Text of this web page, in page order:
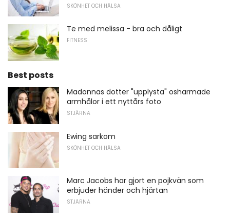
SKÖNHET OCH HÄLSA
Te med melissa - bra och dåligt
FITNESS
Best posts
Madonnas dotter "upplysta" osharmade
armhålor i ett nyttårs foto
STJÄRNA
Ewing sarkom
SKÖNHET OCH HÄLSA
Marc Jacobs har gjort en pojkvän som
erbjuder händer och hjärtan
STJÄRNA